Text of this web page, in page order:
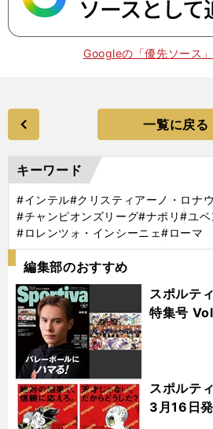
Googleの「優先ソース
一覧に戻る
キーワード
#インテル#クリスティアーノ・ロナ
#チャンピオンズリーグ#ナポリ#ユベ
#ロレンツォ・インシーニェ#ローマ
編集部のおすすめ
スポルテ
特集号
スポルテ
3月16日